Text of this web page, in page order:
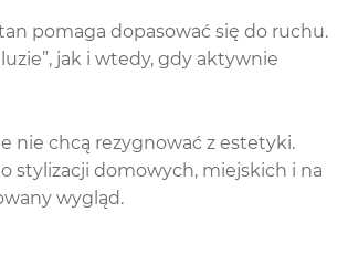
pomaga dopasować się do ruchu.
jak i wtedy, gdy aktywnie
nie chcą rezygnować z estetyki.
stylizacji domowych, miejskich i na
wygląd.